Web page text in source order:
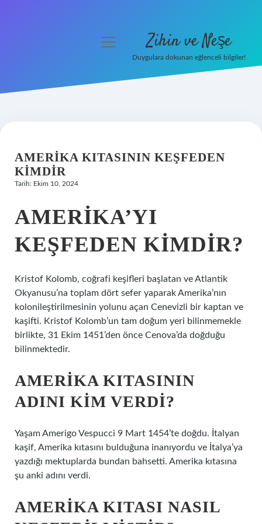
Hakkımızda
menüyü
Zihin ve Neşe
Duygulara dokunan eğlenceli bilgiler!
AMERIKA KITASININ KEŞFEDEN
KIMDIR
Tarih: Ekim 10, 2024
AMERIKA’YI
KEŞFEDEN KIMDIR?
Kristof Kolomb, coğrafi keşifleri başlatan ve Atlantik
Okyanusu’na toplam dört sefer yaparak Amerika’nın
kolonileştirilmesinin yolunu açan Cenevizli bir kaptan ve
kaşifti. Kristof Kolomb’un tam doğum yeri bilinmemekle
birlikte, 31 Ekim 1451’den önce Cenova’da doğduğu
bilinmektedir.
AMERIKA KITASININ
ADINI KIM VERDI?
Yaşam Amerigo Vespucci 9 Mart 1454’te doğdu. İtalyan
kaşif, Amerika kıtasını bulduğuna inanıyordu ve İtalya’ya
yazdığı mektuplarda bundan bahsetti. Amerika kıtasına
şu anki adını verdi.
AMERIKA KITASI NASIL